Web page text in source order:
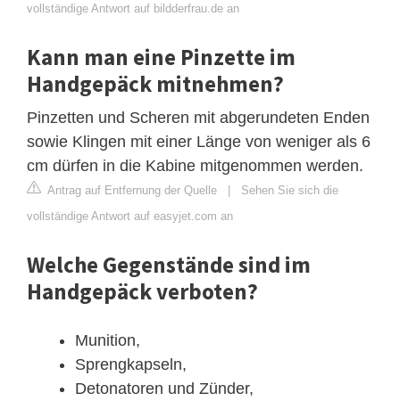
vollständige Antwort auf bildderfrau.de an
Kann man eine Pinzette im
Handgepäck mitnehmen?
Pinzetten und Scheren mit abgerundeten Enden
sowie Klingen mit einer Länge von weniger als 6
cm dürfen in die Kabine mitgenommen werden.
Antrag auf Entfernung der Quelle | Sehen Sie sich die
vollständige Antwort auf easyjet.com an
Welche Gegenstände sind im
Handgepäck verboten?
Munition,
Sprengkapseln,
Detonatoren und Zünder,